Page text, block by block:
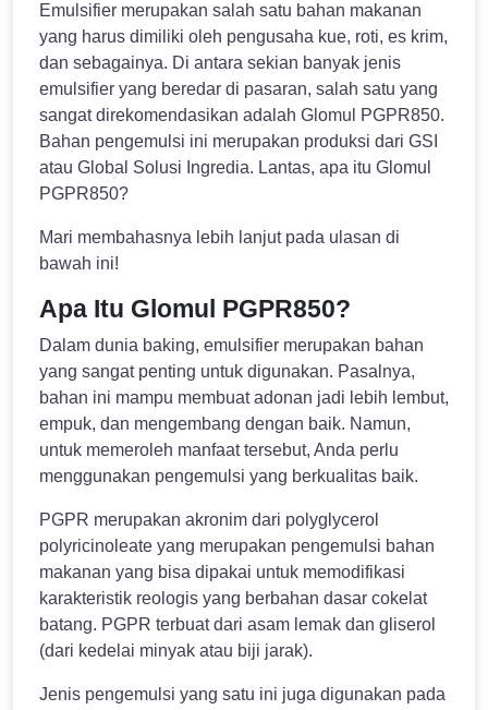
Emulsifier merupakan salah satu bahan makanan
yang harus dimiliki oleh pengusaha kue, roti, es krim,
dan sebagainya. Di antara sekian banyak jenis
emulsifier yang beredar di pasaran, salah satu yang
sangat direkomendasikan adalah Glomul PGPR850.
Bahan pengemulsi ini merupakan produksi dari GSI
atau Global Solusi Ingredia. Lantas, apa itu Glomul
PGPR850?
Mari membahasnya lebih lanjut pada ulasan di
bawah ini!
Apa Itu Glomul PGPR850?
Dalam dunia baking, emulsifier merupakan bahan
yang sangat penting untuk digunakan. Pasalnya,
bahan ini mampu membuat adonan jadi lebih lembut,
empuk, dan mengembang dengan baik. Namun,
untuk memeroleh manfaat tersebut, Anda perlu
menggunakan pengemulsi yang berkualitas baik.
PGPR merupakan akronim dari polyglycerol
polyricinoleate yang merupakan pengemulsi bahan
makanan yang bisa dipakai untuk memodifikasi
karakteristik reologis yang berbahan dasar cokelat
batang. PGPR terbuat dari asam lemak dan gliserol
(dari kedelai minyak atau biji jarak).
Jenis pengemulsi yang satu ini juga digunakan pada